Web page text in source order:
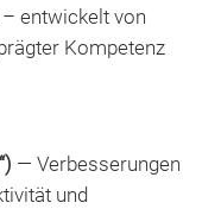
– entwickelt von
Kompetenz
— Verbesserungen
und